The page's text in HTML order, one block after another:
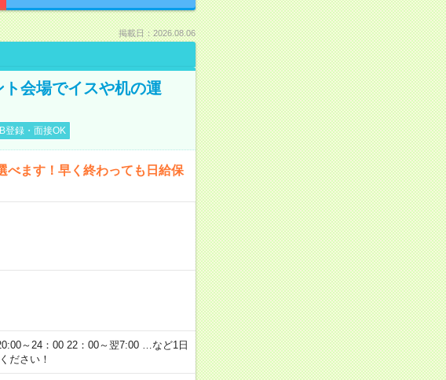
掲載日：2026.08.06
会場でイスや机の運
登録・面接OK
べます！早く終わっても日給保
～24：00 22：00～翌7:00 …など1日
ださい！